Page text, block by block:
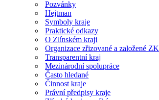
Pozvánky
Hejtman
Symboly kraje
Praktické odkazy
O Zlínském kraji
Organizace zřizované a založené ZK
Transparentní kraj
Mezinárodní spolupráce
Často hledané
Činnost kraje
Právní předpisy kraje